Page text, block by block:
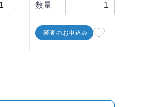
数量
審査のお申込み